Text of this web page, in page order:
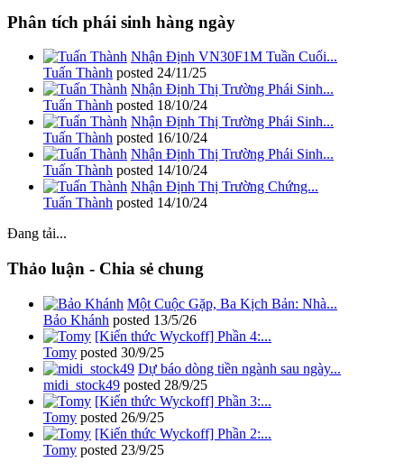
Phân tích phái sinh hàng ngày
Nhận Định VN30F1M Tuần Cuối...
Tuấn Thành posted 24/11/25
Nhận Định Thị Trường Phái Sinh...
Tuấn Thành posted 18/10/24
Nhận Định Thị Trường Phái Sinh...
Tuấn Thành posted 16/10/24
Nhận Định Thị Trường Phái Sinh...
Tuấn Thành posted 14/10/24
Nhận Định Thị Trường Chứng...
Tuấn Thành posted 14/10/24
Đang tải...
Thảo luận - Chia sẻ chung
Một Cuộc Gặp, Ba Kịch Bản: Nhà...
Bảo Khánh posted 13/5/26
[Kiến thức Wyckoff] Phần 4:...
Tomy posted 30/9/25
Dự báo dòng tiền ngành sau ngày...
midi_stock49 posted 28/9/25
[Kiến thức Wyckoff] Phần 3:...
Tomy posted 26/9/25
[Kiến thức Wyckoff] Phần 2:...
Tomy posted 23/9/25